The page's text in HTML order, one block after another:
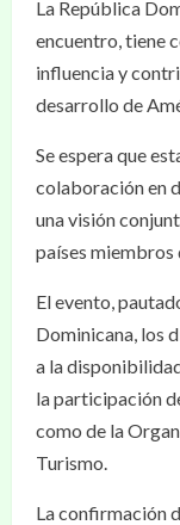
La República
encuentro, tiene
influencia y
desarrollo de
Se espera que
colaboración en
una visión
países miembros
El evento,
Dominicana, los
a la
la participación
como de la
Turismo.
La confirmación